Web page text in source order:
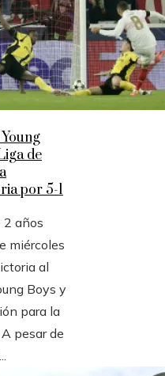
de
por 5-1
2 años
miércoles
al
Boys y
para la
pesar de